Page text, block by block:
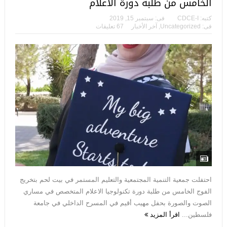
كتبه: CDCE-I فى: سبتمبر 15, 2019
فى: Uncategorized آخر الأخبار 67 تعليقات
احتفلت جمعية التنمية المجتمعية والتعليم المستمر في بيت لحم بتخريج
الفوج الخامس من طلبة دورة تكنولوجيا الاعلام المتخصص في مساري
الصوت والصورة بحفل مهيب أقيم في المسرح الداخلي في جامعة
فلسطين... اقرأ المزيد